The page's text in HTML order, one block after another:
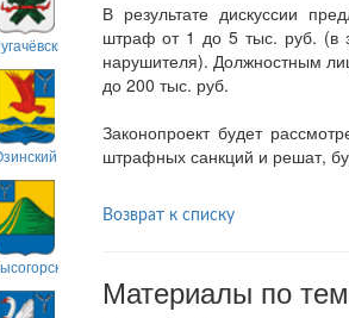
В результате дискуссии
штраф от 1 до 5 тыс. руб. (в
нарушителя). Должностным
до 200 тыс. руб.
Законопроект будет
штрафных санкций и решат,
Возврат к списку
Материалы по